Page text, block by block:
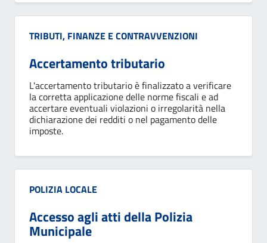
Categoria:
TRIBUTI, FINANZE E CONTRAVVENZIONI
Accertamento tributario
L'accertamento tributario è finalizzato a verificare
la corretta applicazione delle norme fiscali e ad
accertare eventuali violazioni o irregolarità nella
dichiarazione dei redditi o nel pagamento delle
imposte.
Categoria:
POLIZIA LOCALE
Accesso agli atti della Polizia
Municipale